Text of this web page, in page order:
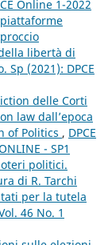
Online 1-2022
libertà di
Sp (2021): DPCE
delle Corti
law dall’epoca
of Politics , DPCE
- SP1
politici.
di R. Tarchi
per la tutela
46 No. 1